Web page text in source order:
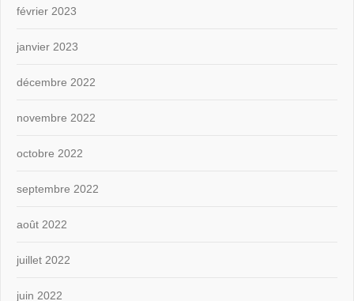
février 2023
janvier 2023
décembre 2022
novembre 2022
octobre 2022
septembre 2022
août 2022
juillet 2022
juin 2022